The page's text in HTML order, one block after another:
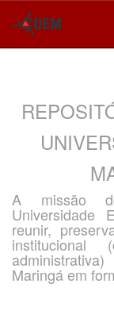
A missão
Universidade
reunir,
institucional
Maringá em